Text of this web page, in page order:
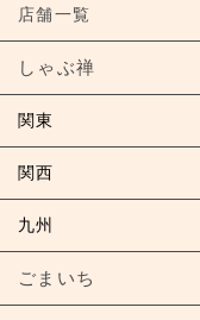
店舗一覧
しゃぶ禅
関東
関西
九州
ごまいち